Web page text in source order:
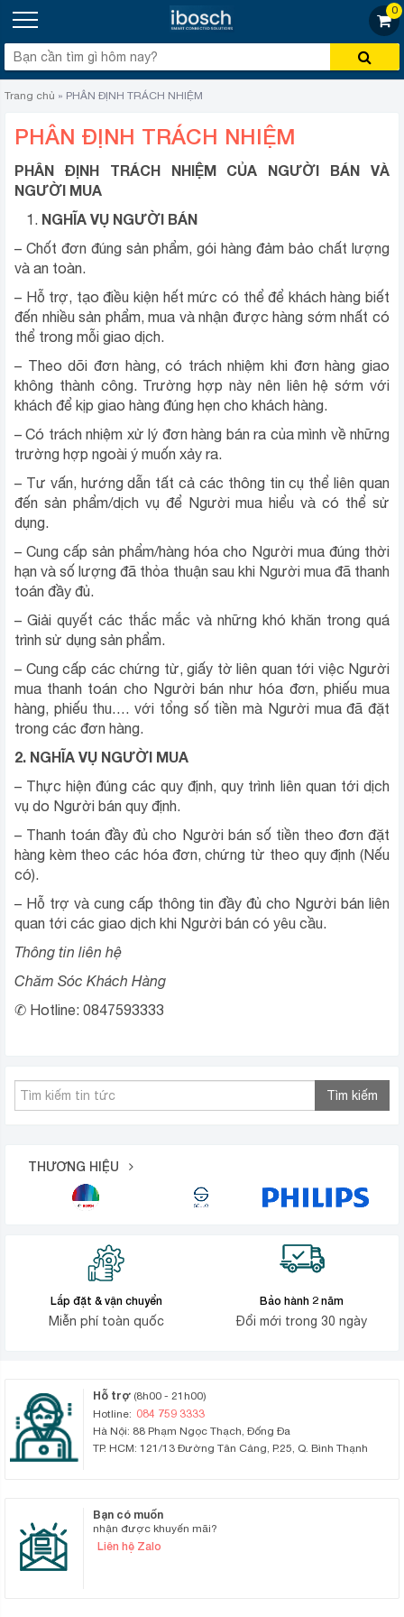
0
Trang chủ » PHÂN ĐỊNH TRÁCH NHIỆM
PHÂN ĐỊNH TRÁCH NHIỆM
PHÂN ĐỊNH TRÁCH NHIỆM CỦA NGƯỜI BÁN VÀ
NGƯỜI MUA
NGHĨA VỤ NGƯỜI BÁN
– Chốt đơn đúng sản phẩm, gói hàng đảm bảo chất lượng
và an toàn.
– Hỗ trợ, tạo điều kiện hết mức có thể để khách hàng biết
đến nhiều sản phẩm, mua và nhận được hàng sớm nhất có
thể trong mỗi giao dịch.
– Theo dõi đơn hàng, có trách nhiệm khi đơn hàng giao
không thành công. Trường hợp này nên liên hệ sớm với
khách để kịp giao hàng đúng hẹn cho khách hàng.
– Có trách nhiệm xử lý đơn hàng bán ra của mình về những
trường hợp ngoài ý muốn xảy ra.
– Tư vấn, hướng dẫn tất cả các thông tin cụ thể liên quan
đến sản phẩm/dịch vụ để Người mua hiểu và có thể sử
dụng.
– Cung cấp sản phẩm/hàng hóa cho Người mua đúng thời
hạn và số lượng đã thỏa thuận sau khi Người mua đã thanh
toán đầy đủ.
– Giải quyết các thắc mắc và những khó khăn trong quá
trình sử dụng sản phẩm.
– Cung cấp các chứng từ, giấy tờ liên quan tới việc Người
mua thanh toán cho Người bán như hóa đơn, phiếu mua
hàng, phiếu thu…. với tổng số tiền mà Người mua đã đặt
trong các đơn hàng.
2. NGHĨA VỤ NGƯỜI MUA
– Thực hiện đúng các quy định, quy trình liên quan tới dịch
vụ do Người bán quy định.
– Thanh toán đầy đủ cho Người bán số tiền theo đơn đặt
hàng kèm theo các hóa đơn, chứng từ theo quy định (Nếu
có).
– Hỗ trợ và cung cấp thông tin đầy đủ cho Người bán liên
quan tới các giao dịch khi Người bán có yêu cầu.
Thông tin liên hệ
Chăm Sóc Khách Hàng
✆ Hotline: 0847593333
Tìm kiếm
THƯƠNG HIỆU
Lắp đặt & vận chuyển
Miễn phí toàn quốc
Bảo hành 2 năm
Đổi mới trong 30 ngày
Hỗ trợ (8h00 - 21h00)
Hotline: 084 759 3333
Hà Nội: 88 Phạm Ngọc Thạch, Đống Đa
TP. HCM: 121/13 Đường Tân Cảng, P.25, Q. Bình Thạnh
Bạn có muốn
nhận được khuyến mãi?
Liên hệ Zalo